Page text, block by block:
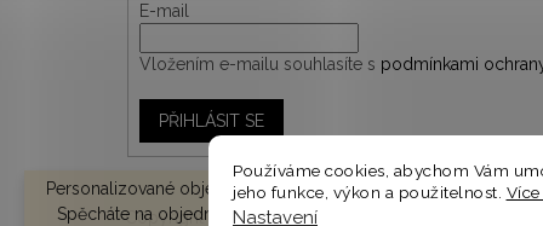
Používáme cookies, abychom Vám
jeho funkce, výkon a použitelnost.
Nastavení
Personalizované objednávky vyrábíme a odesíláme do 10-14
Spěcháte na objednávku? V košíku zvolte EXPRESNÍ DODÁNÍ ⭐
E-mail
Vložením e-mailu souhlasíte s podmínkami
PŘIHLÁSIT SE
Copyright 2026woodify.cz